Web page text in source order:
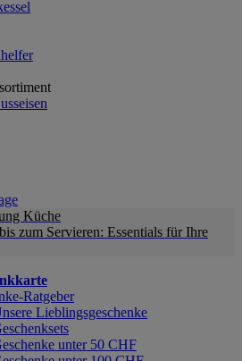
Küche
zum Servieren: Essentials für Ihre
Ratgeber
Lieblingsgeschenke
unter 50 CHF